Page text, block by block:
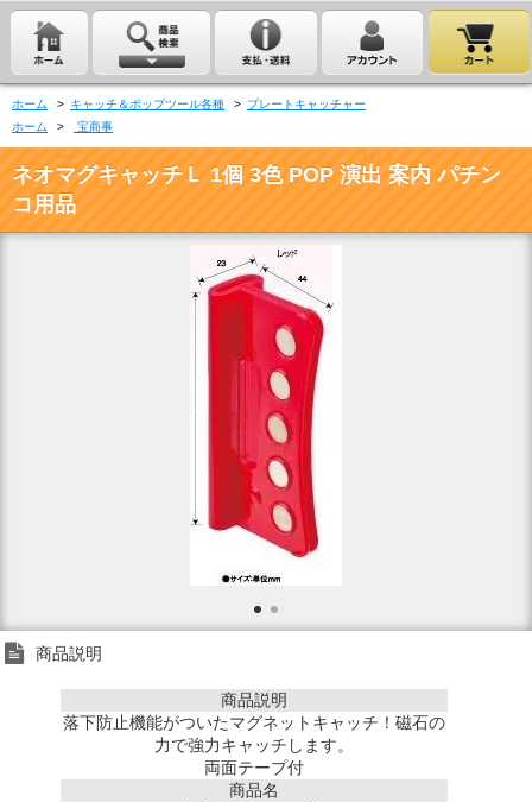
ホーム > キャッチ＆ポップツール各種 > プレートキャッチャー
ホーム
> 宝商事
ネオマグキャッチＬ 1個 3色 POP 演出 案内 パチン
コ用品
商品説明
商品説明
落下防止機能がついたマグネットキャッチ！磁石の
力で強力キャッチします。
両面テープ付
商品名